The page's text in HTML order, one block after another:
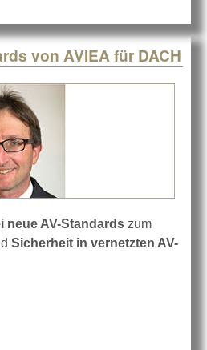
von AVIEA für DACH
neue AV-Standards zum
Sicherheit in vernetzten AV-